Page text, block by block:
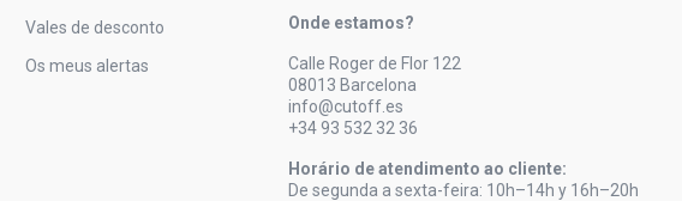
Vales de desconto
Os meus alertas
Onde estamos?
Calle Roger de Flor 122
08013 Barcelona
info@cutoff.es
+34 93 532 32 36
Horário de atendimento ao cliente:
De segunda a sexta-feira: 10h–14h y 16h–20h